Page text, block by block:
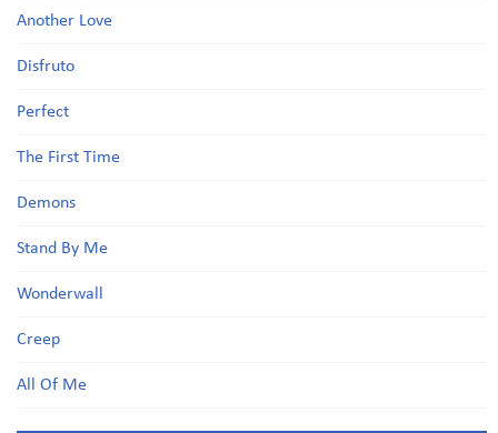
Another Love
Disfruto
Perfect
The First Time
Demons
Stand By Me
Wonderwall
Creep
All Of Me